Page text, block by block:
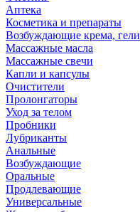
Аптека
Косметика и препараты
Возбуждающие крема, гели
Массажные масла
Массажные свечи
Капли и капсулы
Очистители
Пролонгаторы
Уход за телом
Пробники
Лубриканты
Анальные
Возбуждающие
Оральные
Продлевающие
Универсальные